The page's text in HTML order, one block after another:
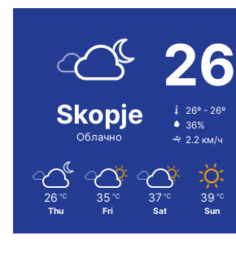
Skopje
Облачно
26
26º - 26º
36%
2.2 км/ч
26 ℃
Thu
35 ℃
Fri
37 ℃
Sat
39 ℃
Sun